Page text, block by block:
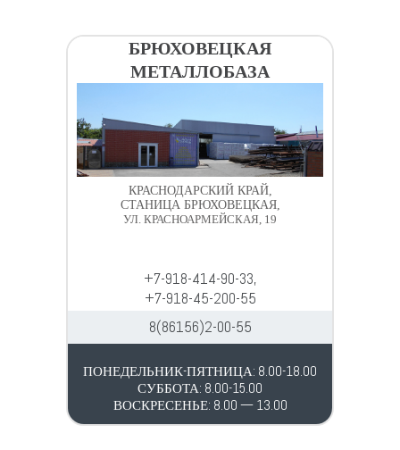
БРЮХОВЕЦКАЯ
МЕТАЛЛОБАЗА
КРАСНОДАРСКИЙ КРАЙ,
СТАНИЦА БРЮХОВЕЦКАЯ,
УЛ. КРАСНОАРМЕЙСКАЯ, 19
+7-918-414-90-33,
+7-918-45-200-55
8(86156)2-00-55
ПОНЕДЕЛЬНИК-ПЯТНИЦА: 8.00-18.00
СУББОТА: 8.00-15.00
ВОСКРЕСЕНЬЕ: 8.00 — 13.00